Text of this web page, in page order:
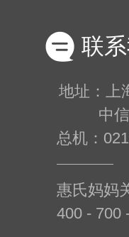
联系
地址：上
中
总机：
惠氏妈妈
400 - 700